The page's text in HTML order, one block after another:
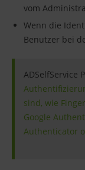
vom
Wenn die
Benutzer bei
ADSelfService
sind, wie
Google
Authenticator